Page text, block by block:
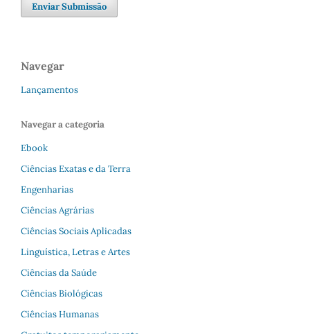
Enviar Submissão
Navegar
Lançamentos
Navegar a categoria
Ebook
Ciências Exatas e da Terra
Engenharias
Ciências Agrárias
Ciências Sociais Aplicadas
Linguística, Letras e Artes
Ciências da Saúde
Ciências Biológicas
Ciências Humanas